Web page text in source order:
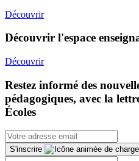
Découvrir
Découvrir l'espace
Découvrir
Restez informé des
pédagogiques, avec la
Écoles
S'inscrire